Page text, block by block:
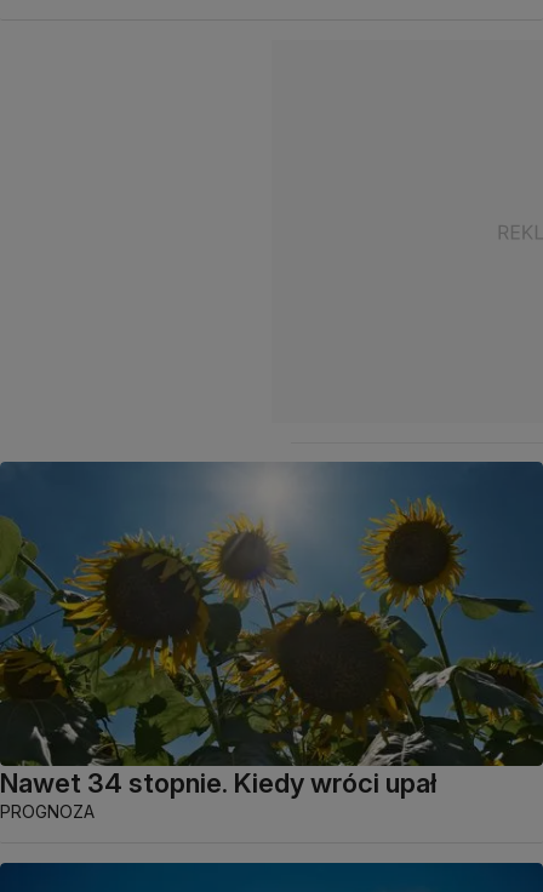
Nawet 34 stopnie. Kiedy wróci upał
PROGNOZA